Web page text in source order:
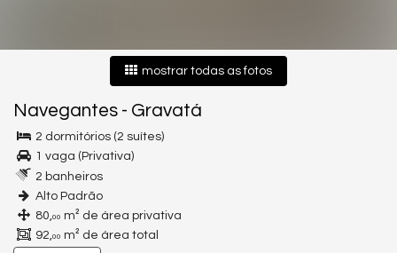
mostrar todas as fotos
Navegantes - Gravatá
2 dormitórios (2 suítes)
1 vaga (Privativa)
2 banheiros
Alto Padrão
80,00 m² de área privativa
92,00 m² de área total